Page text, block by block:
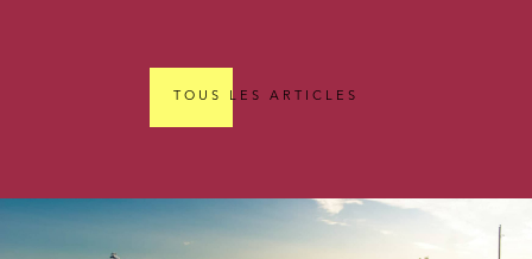
TOUS LES ARTICLES